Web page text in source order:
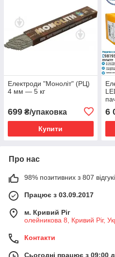
Електроди "Моноліт" (РЦ)
4 мм — 5 кг
699 ₴/упаковка
Купити
6
Про нас
98% позитивних з 807
Працює з 03.09.2017
м. Кривий Ріг
олейникова 8, Кривий Ріг,
Контакти
Сьогодні працює з 09:00